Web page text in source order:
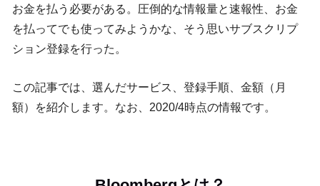
お金を払う必要がある。圧倒的な情報量と速報性、お金
を払ってでも使ってみようかな、そう思いサブスクリプ
ション登録を行った。
この記事では、選んだサービス、登録手順、金額（月
額）を紹介します。なお、2020/4時点の情報です。